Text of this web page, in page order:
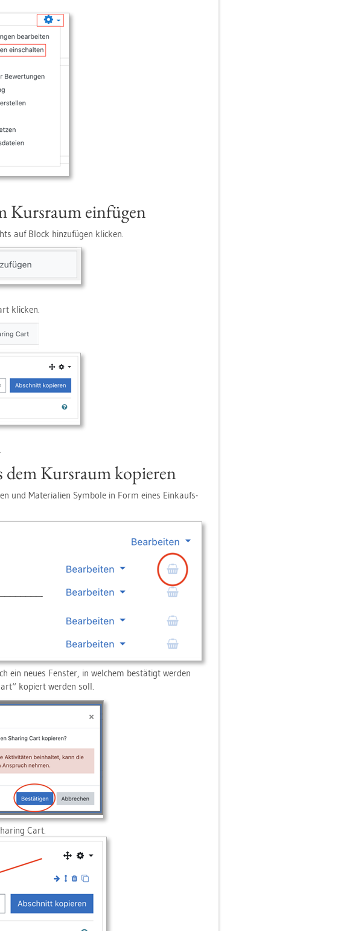
Kurs­raum ein­fü­gen
auf Block hin­zu­fü­gen kli­cken.
kli­cken.
dem Kurs­raum ko­pie­ren
und Ma­te­ria­li­en Sym­bo­le in Form eines Ein­kaufs­
ein neues Fens­ter, in wel­chem be­stä­tigt wer­den
ko­piert wer­den soll.
Cart.